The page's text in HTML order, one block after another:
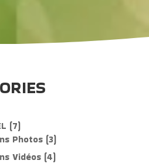
77
produits
Photos 33
produits
Vidéos 44